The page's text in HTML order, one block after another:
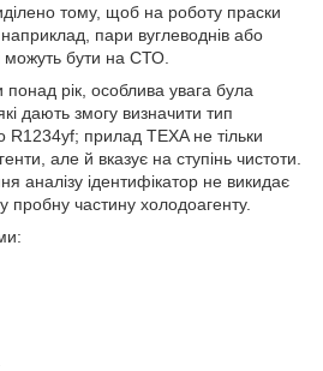
тому, щоб на роботу праски
пари вуглеводнів або
можуть бути на СТО.
понад рік, особлива увага була
дають змогу визначити тип
R1234yf; прилад TEXA не тільки
але й вказує на ступінь чистоти.
аналізу ідентифікатор не викидає
пробну частину холодоагенту.